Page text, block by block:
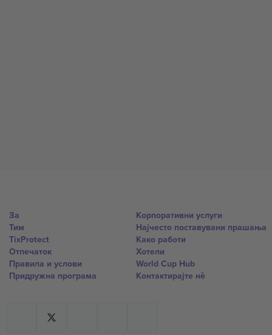
За
Тим
TixProtect
Отпечаток
Правила и услови
Придружна програма
Корпоративни услуги
Најчесто поставувани прашања
Како работи
Хотели
World Cup Hub
Контактирајте нѐ